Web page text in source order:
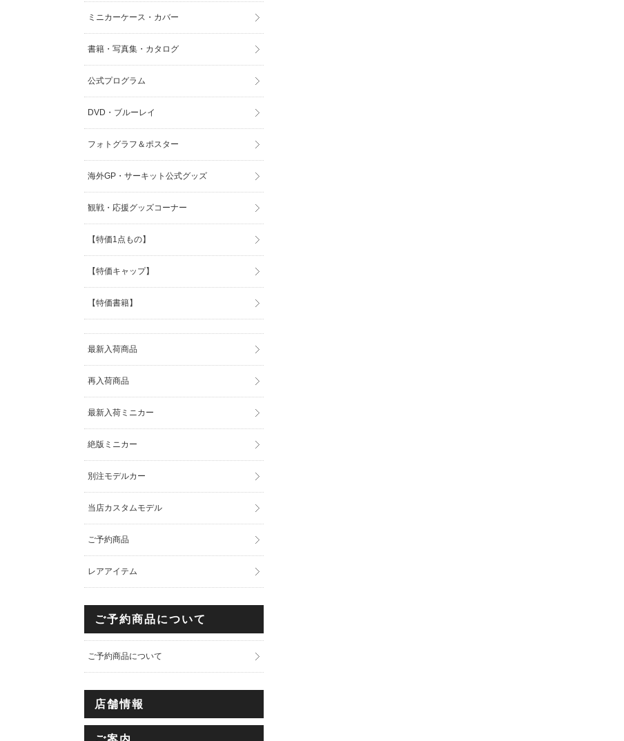
ミニカーケース・カバー
書籍・写真集・カタログ
公式プログラム
DVD・ブルーレイ
フォトグラフ＆ポスター
海外GP・サーキット公式グッズ
観戦・応援グッズコーナー
【特価1点もの】
【特価キャップ】
【特価書籍】
最新入荷商品
再入荷商品
最新入荷ミニカー
絶版ミニカー
別注モデルカー
当店カスタムモデル
ご予約商品
レアアイテム
ご予約商品について
ご予約商品について
店舗情報